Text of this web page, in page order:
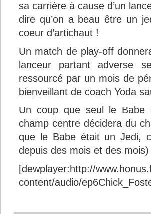
sa carrière à cause d’un
dire qu’on a beau être un
coeur d’artichaut !
Un match de play-off
lanceur partant adverse
ressourcé par un mois de
bienveillant de coach Yoda
Un coup que seul le
champ centre décidera du
que le Babe était un Jedi,
depuis des mois et des
[dewplayer:http://
content/audio/